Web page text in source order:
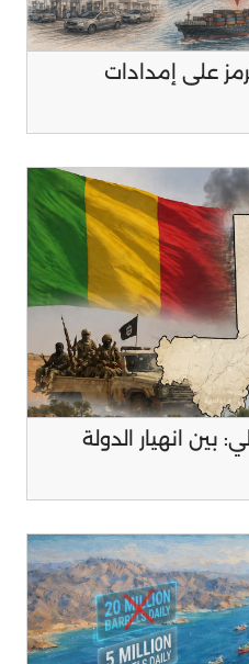
على إمدادات
بين انهيار الدولة